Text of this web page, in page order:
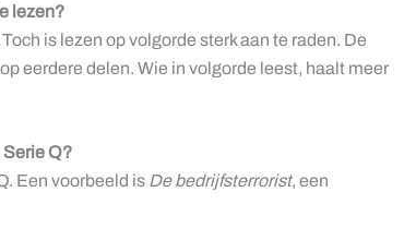
lezen?
is lezen op volgorde sterk aan te raden. De
eerdere delen. Wie in volgorde leest, haalt meer
Q?
Een voorbeeld is De bedrijfsterrorist, een